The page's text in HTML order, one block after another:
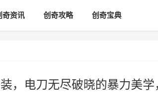
奇资讯 创奇攻略 创奇宝典
，电刀无尽破晓的暴力美